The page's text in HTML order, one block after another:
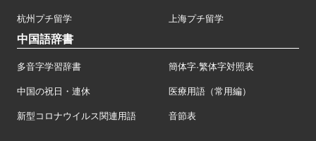
杭州プチ留学 上海プチ留学
中国語辞書
多音字学習辞書 簡体字·繁体字対照表
中国の祝日・連休 医療用語（常用編）
新型コロナウイルス関連用語 音節表